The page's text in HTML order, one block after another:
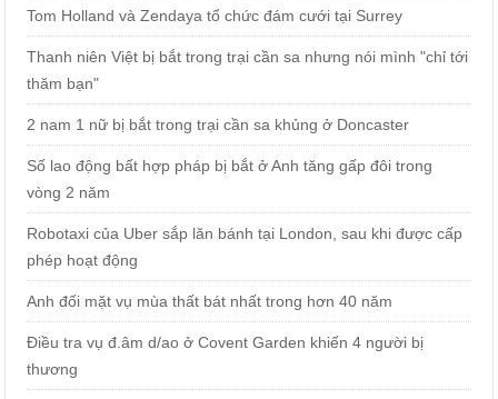
Tom Holland và Zendaya tổ chức đám cưới tại Surrey
Thanh niên Việt bị bắt trong trại cần sa nhưng nói mình "chỉ tới
thăm bạn"
2 nam 1 nữ bị bắt trong trại cần sa khủng ở Doncaster
Số lao động bất hợp pháp bị bắt ở Anh tăng gấp đôi trong
vòng 2 năm
Robotaxi của Uber sắp lăn bánh tại London, sau khi được cấp
phép hoạt động
Anh đối mặt vụ mùa thất bát nhất trong hơn 40 năm
Điều tra vụ đ.âm d/ao ở Covent Garden khiến 4 người bị
thương